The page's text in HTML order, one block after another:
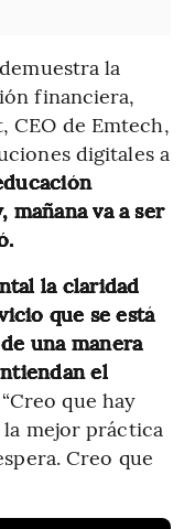
la
financiera,
CEO de Emtech,
digitales a
va a ser
la claridad
que se está
una manera
el
que hay
mejor práctica
Creo que